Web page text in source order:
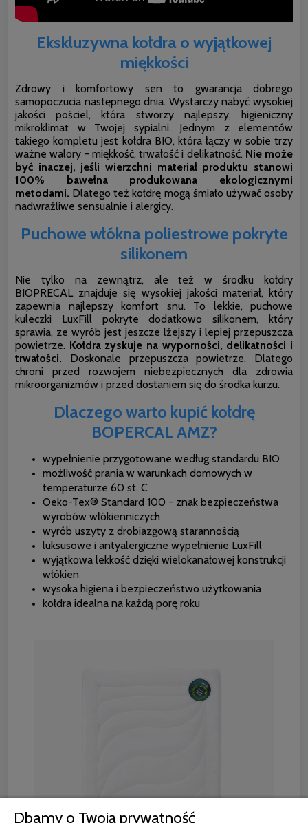
Ekskluzywna kołdra o wyjątkowej
miękkości
Zdrowy i komfortowy sen to gwarancja dobrego
samopoczucia następnego dnia. Wystarczy nabyć wysokiej
jakości pościel, która stworzy najlepszy, higieniczny
mikroklimat w Twojej sypialni. Jednym z elementów
takiego kompletu jest kołdra BIO, która łączy w sobie trzy
ważne walory - miękkość, trwałość i delikatność. Nie może
być inaczej, jeśli wierzchni materiał produktu stanowi
100% bawełna produkowana ekologicznymi
metodami. Dlatego też kołdrę mogą śmiało używać osoby
nadwrażliwe sensualnie i alergicy.
Puchowe włókna poliestrowe pokryte
silikonem
Nie tylko na zewnątrz, ale też w środku kołdry
BIOPRECAL znajduje się wysokiej jakości materiał, który
zapewnia najlepszy komfort snu. To lekkie, puchowe
kuleczki LuxFill pokryte dodatkowo silikonem, który
sprawia, ze wyrób jest jeszcze lżejszy i lepiej przepuszcza
powietrze. Kołdra zyskuje na wyporności, delikatności i
trwałości. Doskonale przepuszcza powietrze. Dlatego
chroni przed rozwojem niebezpiecznych dla zdrowia
mikroorganizmów i przed dostaniem się do środka kurzu.
Dlaczego warto kupić kołdrę
BOPERCAL AMZ?
wypełnienie przygotowane według standardu BIO
możliwość prania w warunkach domowych w
temperaturze 60 st. C
Oeko-Tex® Standard 100 - znak bezpieczeństwa
wyrobów włókienniczych
wyrób uszyty z drobiazgową starannością
luksusowe i antyalergiczne wypełnienie LuxFill
wyjątkowa lekkość dzięki wielokanałowej konstrukcji
włókien
wysoka higiena i bezpieczeństwo użytkowania
kołdra idealna na każdą porę roku
Dbamy o Twoją prywatność